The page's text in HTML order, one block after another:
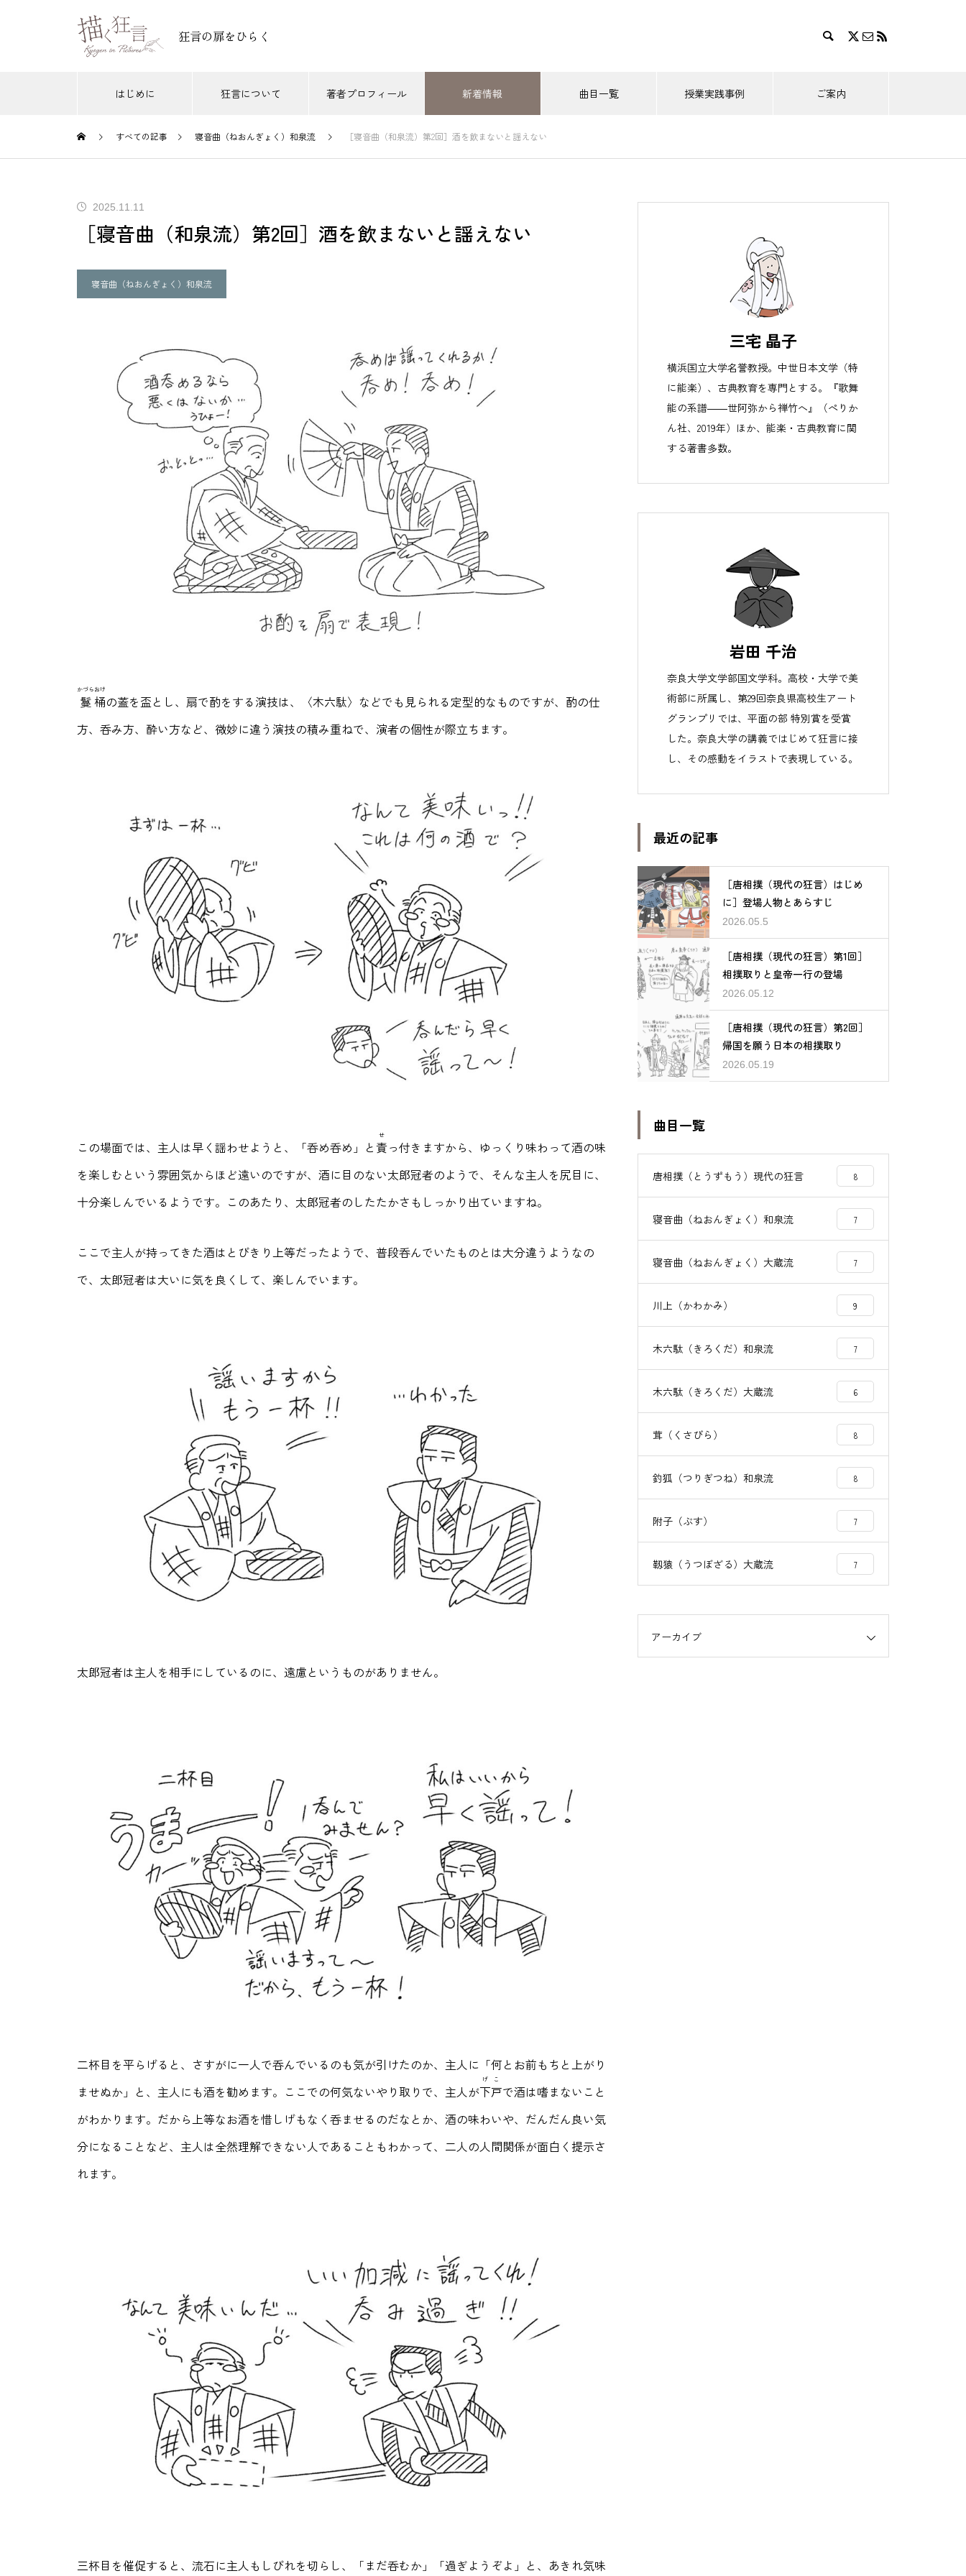
狂言の扉をひらく
はじめに 狂言について 著者プロフィール 新着情報 曲目一覧 授業実践事例 ご案内
最近の記事
［唐相撲（現代の狂言）はじめ
［唐相撲（現代の狂言）第1回］相
［唐相撲（現代の狂言）第2回］帰
［唐相撲（現代の狂言）第3回］唐
人相手の相撲
［唐相撲（現代の狂言）はじめ
に］登場人物とあらすじ
［釣狐（和泉流）はじめに］登場
人物とあらすじ
［靱猿（大蔵流）はじめに］登場
人物とあらすじ
附子 茸 川上 木六駄（和泉流） 木六駄（大蔵流） 寝音曲（和泉流） 寝音曲（大蔵流）
らすじ
主人
［附子 第2回］「附子」を前に
［附子 第5回］主人対策を講じ
る二人
［附子 第6回］結末
すべての記事 寝音曲（ねおんぎょく）和泉流 ［寝音曲（和泉流）第2回］酒を飲まないと謡えない
2025.11.11
［寝音曲（和泉流）第2回］酒を飲まないと謡えない
寝音曲（ねおんぎょく）和泉流
鬘
かづら
桶
おけ
の蓋を盃とし、扇で酌をする演技は、〈木六駄〉などでも見られる定型的なものですが、酌の仕
方、呑み方、酔い方など、微妙に違う演技の積み重ねで、演者の個性が際立ちます。
この場面では、主人は早く謡わせようと、「呑め呑め」と責
せ
っ付きますから、ゆっくり味わって酒の味
を楽しむという雰囲気からほど遠いのですが、酒に目のない太郎冠者のようで、そんな主人を尻目に、
十分楽しんでいるようです。このあたり、太郎冠者のしたたかさもしっかり出ていますね。
ここで主人が持ってきた酒はとびきり上等だったようで、普段呑んでいたものとは大分違うようなの
で、太郎冠者は大いに気を良くして、楽しんでいます。
太郎冠者は主人を相手にしているのに、遠慮というものがありません。
二杯目を平らげると、さすがに一人で呑んでいるのも気が引けたのか、主人に「何とお前もちと上がり
ませぬか」と、主人にも酒を勧めます。ここでの何気ないやり取りで、主人が下戸
げこ
で酒は嗜まないこと
がわかります。だから上等なお酒を惜しげもなく呑ませるのだなとか、酒の味わいや、だんだん良い気
分になることなど、主人は全然理解できない人であることもわかって、二人の人間関係が面白く提示さ
れます。
三杯目を催促すると、流石に主人もしびれを切らし、「まだ呑むか」「過ぎようぞよ」と、あきれ気味
三宅 晶子
横浜国立大学名誉教授。中世日本文学（特
に能楽）、古典教育を専門とする。『歌舞
能の系譜――世阿弥から禅竹へ』（ぺりか
ん社、2019年）ほか、能楽・古典教育に関
する著書多数。
岩田 千治
奈良大学文学部国文学科。高校・大学で美
術部に所属し、第29回奈良県高校生アート
グランプリでは、平面の部 特別賞を受賞
した。奈良大学の講義ではじめて狂言に接
し、その感動をイラストで表現している。
最近の記事
［唐相撲（現代の狂言）はじめ
に］登場人物とあらすじ
2026.05.5
［唐相撲（現代の狂言）第1回］
相撲取りと皇帝一行の登場
2026.05.12
［唐相撲（現代の狂言）第2回］
帰国を願う日本の相撲取り
2026.05.19
曲目一覧
唐相撲（とうずもう）現代の狂言 8
寝音曲（ねおんぎょく）和泉流 7
寝音曲（ねおんぎょく）大蔵流 7
川上（かわかみ） 9
木六駄（きろくだ）和泉流 7
木六駄（きろくだ）大蔵流 6
茸（くさびら） 8
釣狐（つりぎつね）和泉流 8
附子（ぶす） 7
靱猿（うつぼざる）大蔵流 7
アーカイブ